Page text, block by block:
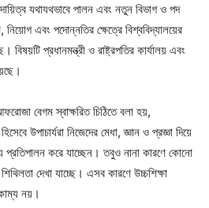
দায়িত্ব যথাযথভাবে পালন এবং নতুন বিভাগ ও পদ
নিয়োগ এবং পদোন্নতির ক্ষেত্রে বিশ্ববিদ্যালয়ের
প্রধানমন্ত্রী ও রাষ্ট্রপতির কার্যালয় এবং
বেগম স্বাক্ষরিত চিঠিতে বলা হয়,
উপাচার্যরা নিজেদের মেধা, জ্ঞান ও প্রজ্ঞা দিয়ে
প্রতিপালন করে যাচ্ছেন। তবুও নানা কারণে কোনো
দেখা যাচ্ছে। এসব কারণে উচ্চশিক্ষা
নয়।